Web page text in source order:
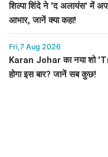
शिल्पा शिंदे ने 'द अलायंस' में
आभार, जानें क्या कहा!
Fri,7 Aug 2026
Karan Johar का नया शो
होगा इस बार? जानें सब कुछ!